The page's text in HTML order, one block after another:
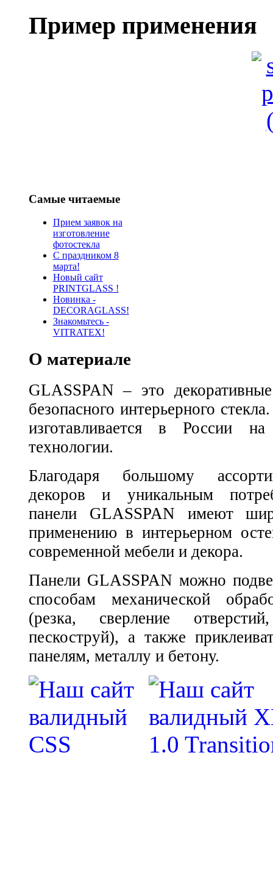
Пример применения
Самые читаемые
Прием заявок на
изготовление
фотостекла
С праздником 8
марта!
Новый сайт
PRINTGLASS !
Новинка -
DECORAGLASS!
Знакомьтесь -
VITRATEX!
О материале
GLASSPAN – это
безопасного интерьерного
изготавливается в России
технологии.
Благодаря большому
декоров и уникальным
панели GLASSPAN имеют
применению в интерьерном
современной мебели и декора.
Панели GLASSPAN можно
способам механической
(резка, сверление
пескоструй), а также
панелям, металлу и бетону.